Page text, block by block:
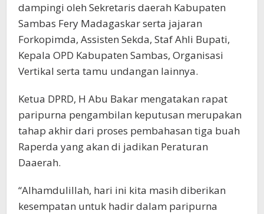
dampingi oleh Sekretaris daerah Kabupaten
Sambas Fery Madagaskar serta jajaran
Forkopimda, Assisten Sekda, Staf Ahli Bupati,
Kepala OPD Kabupaten Sambas, Organisasi
Vertikal serta tamu undangan lainnya.
Ketua DPRD, H Abu Bakar mengatakan rapat
paripurna pengambilan keputusan merupakan
tahap akhir dari proses pembahasan tiga buah
Raperda yang akan di jadikan Peraturan
Daaerah.
“Alhamdulillah, hari ini kita masih diberikan
kesempatan untuk hadir dalam paripurna